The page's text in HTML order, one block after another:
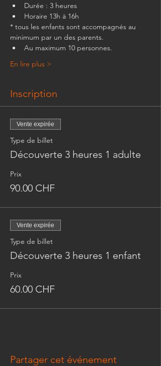
Durée : 3 heures
Horaire 13h à 16h
* tous les enfants sont accompagnés au
minimum par un des parents.
Au maximum 10 personnes.
En lire plus >
Inscription
Vente expirée
Type de billet
Découverte 3 heures 1 adulte
Prix
90.00 CHF
Vente expirée
Type de billet
Découverte 3 heures 1 enfant
Prix
60.00 CHF
Partager cet événement